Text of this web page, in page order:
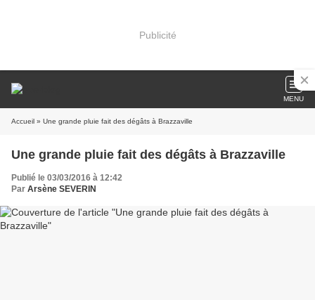
Publicité
MENU
Accueil » Une grande pluie fait des dégâts à Brazzaville
Une grande pluie fait des dégâts à Brazzaville
Publié le 03/03/2016 à 12:42
Par Arsène SEVERIN